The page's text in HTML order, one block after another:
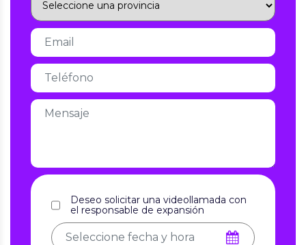
Deseo solicitar una videollamada con
el responsable de expansión